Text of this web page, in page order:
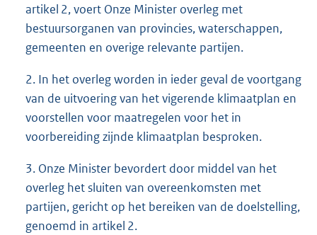
artikel 2, voert Onze Minister overleg met
bestuursorganen van provincies, waterschappen,
gemeenten en overige relevante partijen.
2. In het overleg worden in ieder geval de voortgang
van de uitvoering van het vigerende klimaatplan en
voorstellen voor maatregelen voor het in
voorbereiding zijnde klimaatplan besproken.
3. Onze Minister bevordert door middel van het
overleg het sluiten van overeenkomsten met
partijen, gericht op het bereiken van de doelstelling,
genoemd in artikel 2.